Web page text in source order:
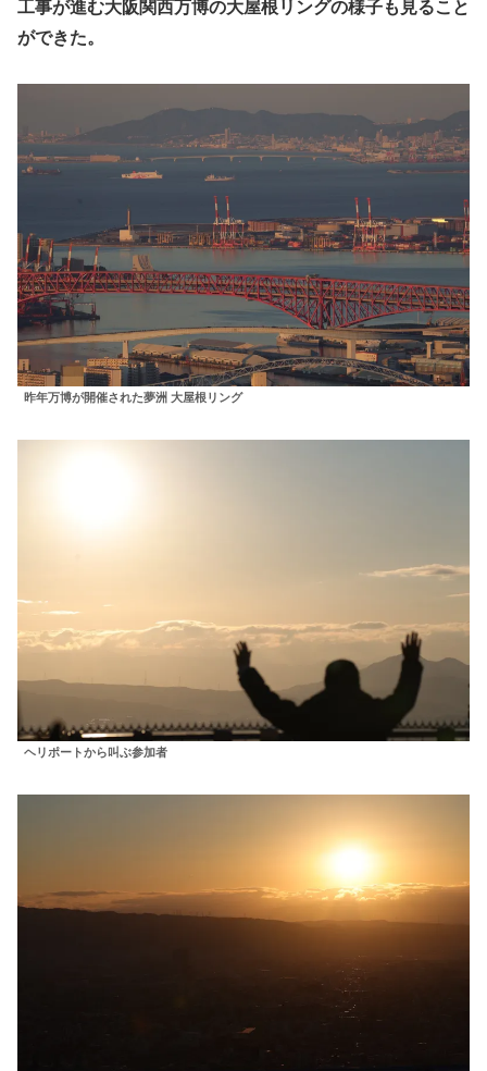
工事が進む大阪関西万博の大屋根リングの様子も見ること
ができた。
昨年万博が開催された夢洲 大屋根リング
ヘリポートから叫ぶ参加者